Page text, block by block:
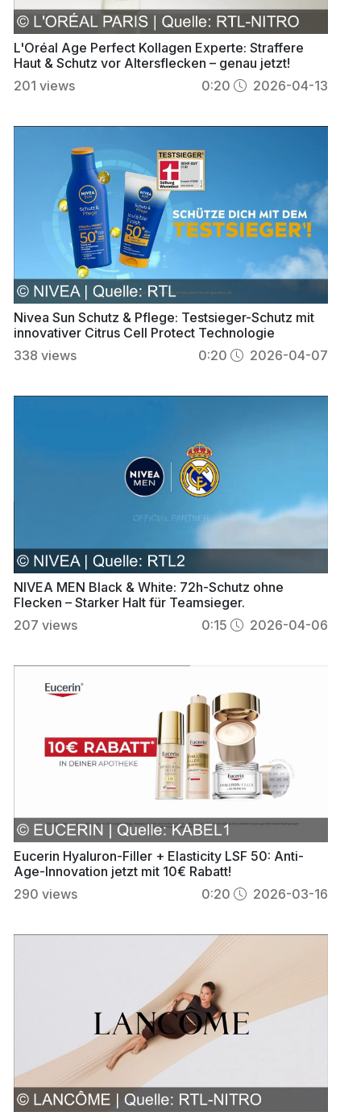
L'Oréal Age Perfect Kollagen Experte: Straffere
Haut & Schutz vor Altersflecken – genau jetzt!
201 views 0:20 2026-04-13
Nivea Sun Schutz & Pflege: Testsieger-Schutz mit
innovativer Citrus Cell Protect Technologie
338 views 0:20 2026-04-07
NIVEA MEN Black & White: 72h-Schutz ohne
Flecken – Starker Halt für Teamsieger.
207 views 0:15 2026-04-06
Eucerin Hyaluron-Filler + Elasticity LSF 50: Anti-
Age-Innovation jetzt mit 10€ Rabatt!
290 views 0:20 2026-03-16